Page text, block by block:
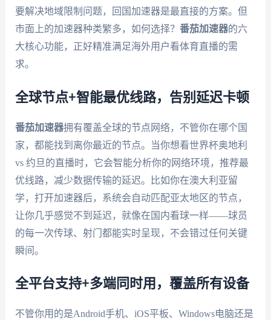
要解决地域限制问题，回国加速器是最直接的方案。但
市面上的加速器种类繁多，如何选择？ 番茄加速器的六
大核心功能，正好精准满足海外用户看体育直播的需
求。
全球节点+智能最优线路，告别延迟卡顿
番茄加速器拥有覆盖全球的节点网络，不管你在哪个国
家，都能找到离你最近的节点。当你想看世界杯奥地利
vs 约旦的直播时，它会智能分析你的网络环境，推荐最
优线路，减少数据传输的延迟。比如你在澳大利亚留
学，打开加速器后，系统会自动匹配亚太地区的节点，
让你几乎感觉不到延迟，就像在国内看球一样——球员
的每一次传球、射门都能实时呈现，不会错过任何关键
瞬间。
全平台支持+多端同时用，覆盖所有设备
不管你用的是Android手机、iOS平板、Windows电脑还是